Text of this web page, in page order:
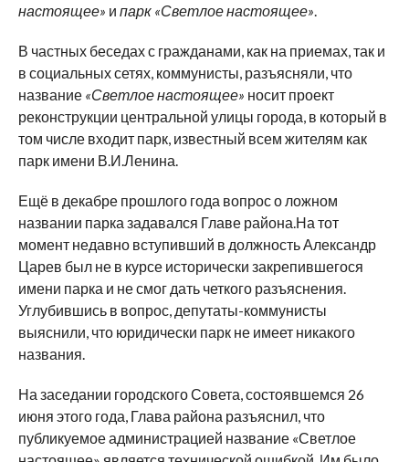
настоящее» и парк «Светлое настоящее»
В частных беседах с гражданами, как на приемах, так и
в социальных сетях, коммунисты, разъясняли, что
название «Светлое настоящее» носит проект
реконструкции центральной улицы города, в который в
том числе входит парк, известный всем жителям как
парк имени В.И.Ленина.
Ещё в декабре прошлого года вопрос о ложном
названии парка задавался Главе района.На тот
момент недавно вступивший в должность Александр
Царев был не в курсе исторически закрепившегося
имени парка и не смог дать четкого разъяснения.
Углубившись в вопрос, депутаты-коммунисты
выяснили, что юридически парк не имеет никакого
названия.
На заседании городского Совета, состоявшемся 26
июня этого года, Глава района разъяснил, что
публикуемое администрацией название «Светлое